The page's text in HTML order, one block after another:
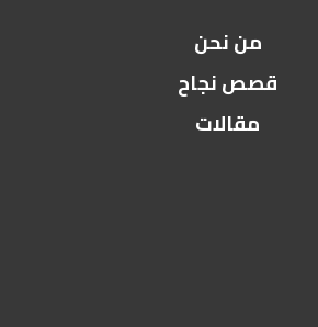
من نحن
قصص نجاح
مقالات